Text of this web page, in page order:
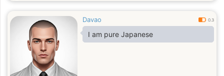
Davao 0.3
I am pure Japanese